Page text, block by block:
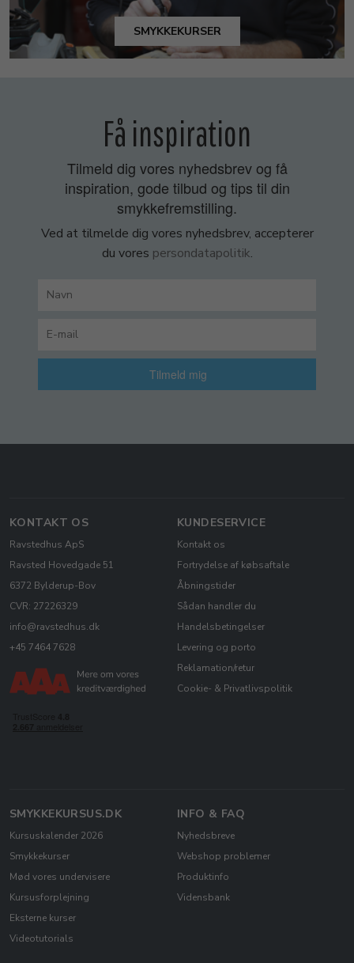
SMYKKEKURSER
Få inspiration
Tilmeld dig vores nyhedsbrev og få
inspiration, gode tilbud og tips til din
smykkefremstilling.
Ved at tilmelde dig vores nyhedsbrev, accepterer
du vores persondatapolitik.
Tilmeld mig
KONTAKT OS
Ravstedhus ApS
Ravsted Hovedgade 51
6372 Bylderup-Bov
CVR: 27226329
info@ravstedhus.dk
+45 7464 7628
KUNDESERVICE
Kontakt os
Fortrydelse af købsaftale
Åbningstider
Sådan handler du
Handelsbetingelser
Levering og porto
Reklamation/retur
Cookie- & Privatlivspolitik
SMYKKEKURSUS.DK
Kursuskalender 2026
Smykkekurser
Mød vores undervisere
Kursusforplejning
Eksterne kurser
Videotutorials
INFO & FAQ
Nyhedsbreve
Webshop problemer
Produktinfo
Vidensbank